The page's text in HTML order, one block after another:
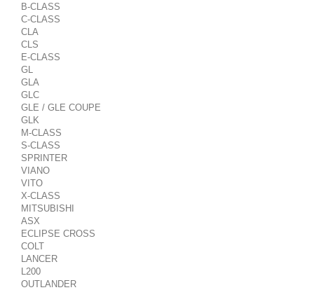
B-CLASS
C-CLASS
CLA
CLS
E-CLASS
GL
GLA
GLC
GLE / GLE COUPE
GLK
M-CLASS
S-CLASS
SPRINTER
VIANO
VITO
X-CLASS
MITSUBISHI
ASX
ECLIPSE CROSS
COLT
LANCER
L200
OUTLANDER